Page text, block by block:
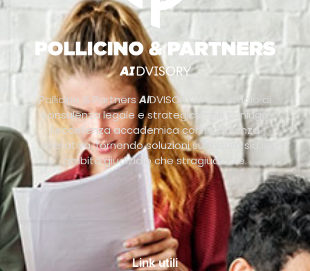
Pollicino & PartnersAIDVISORY è uno studio di
consulenza legale e strategica che coniuga
l’eccellenza accademica con l’efficienza
operativa, fornendo soluzioni su misura sia in
ambito giudiziale che stragiudiziale.
Link utili